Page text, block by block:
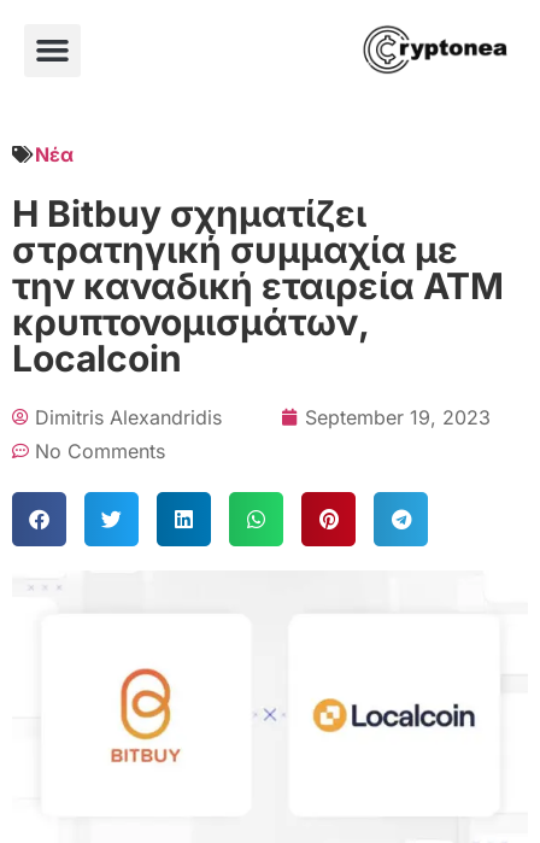
Νέα
Η Bitbuy σχηματίζει
στρατηγική συμμαχία με
την καναδική εταιρεία ATM
κρυπτονομισμάτων,
Localcoin
Dimitris Alexandridis
September 19, 2023
No Comments